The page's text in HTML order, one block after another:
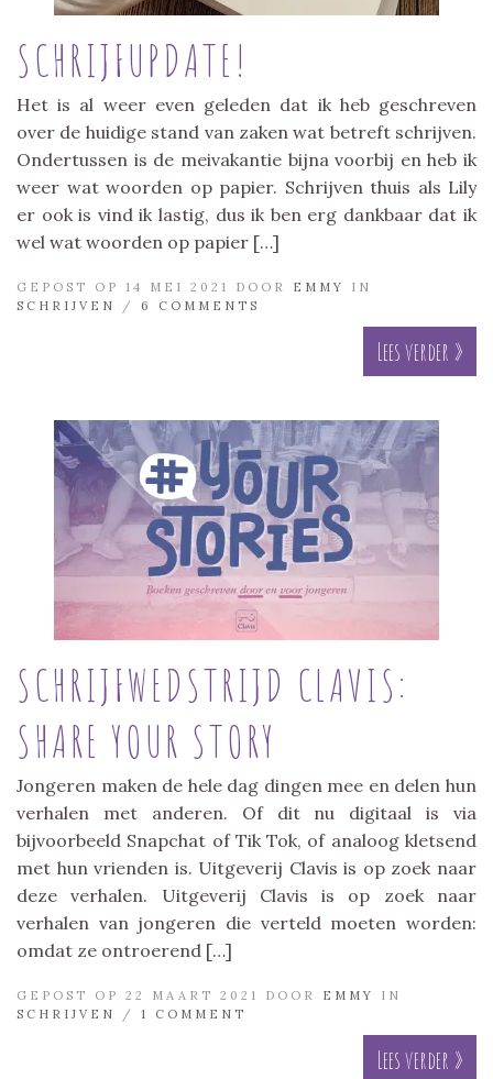
SCHRIJFUPDATE!
Het is al weer even geleden dat ik heb geschreven
over de huidige stand van zaken wat betreft schrijven.
Ondertussen is de meivakantie bijna voorbij en heb ik
weer wat woorden op papier. Schrijven thuis als Lily
er ook is vind ik lastig, dus ik ben erg dankbaar dat ik
wel wat woorden op papier […]
GEPOST OP 14 MEI 2021 DOOR EMMY
IN
SCHRIJVEN
/ 6 COMMENTS
Lees verder »
SCHRIJFWEDSTRIJD CLAVIS:
SHARE YOUR STORY
Jongeren maken de hele dag dingen mee en delen hun
verhalen met anderen. Of dit nu digitaal is via
bijvoorbeeld Snapchat of Tik Tok, of analoog kletsend
met hun vrienden is. Uitgeverij Clavis is op zoek naar
deze verhalen. Uitgeverij Clavis is op zoek naar
verhalen van jongeren die verteld moeten worden:
omdat ze ontroerend […]
GEPOST OP 22 MAART 2021 DOOR EMMY
IN
SCHRIJVEN
/ 1 COMMENT
Lees verder »